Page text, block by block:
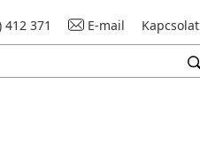
412 371 E-mail Kapcsolat